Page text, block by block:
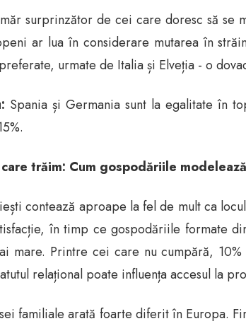
surprinzător de cei care doresc să
ar lua în considerare mutarea în
urmate de Italia și Elveția - o
Spania și Germania sunt la egalitate în
trăim: Cum gospodăriile
contează aproape la fel de mult ca
în timp ce gospodăriile formate
mare. Printre cei care nu cumpără,
relațional poate influența accesul la
familiale arată foarte diferit în Europa.